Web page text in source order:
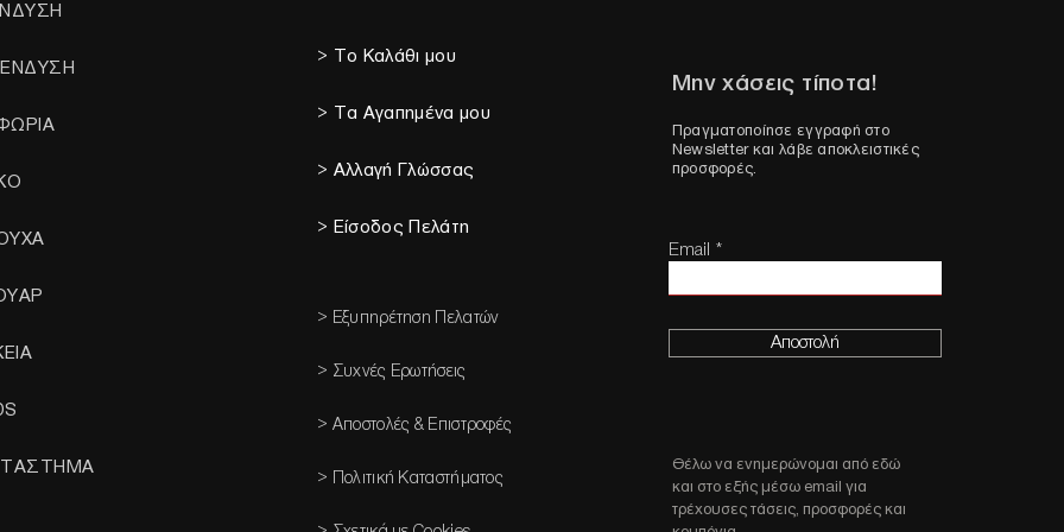
> Το Καλάθι μου
> Τα Αγαπημένα μου
> Αλλαγή Γλώσσας
> Είσοδος Πελάτη
> Εξυπηρέτηση Πελατών
> Συχνές Ερωτήσεις
> Αποστολές & Επιστροφές
> Πολιτική Καταστήματος
Μην χάσεις τίποτα!
Πραγματοποίησε εγγραφή στο
Newsletter και λάβε αποκλειστικές
προσφορές.
Email
Αποστολή
Θέλω να ενημερώνομαι από εδώ
και στο εξής μέσω email για
τρέχουσες τάσεις, προσφορές και